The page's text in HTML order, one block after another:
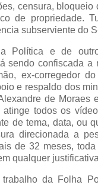
censura, bloqueio
de propriedade.
subserviente do
Política e de
sendo confiscada a
ex-corregedor
e respaldo dos
de Moraes
todos os
de tema, data, ou
direcionada a
de 32 meses,
qualquer
da Folha